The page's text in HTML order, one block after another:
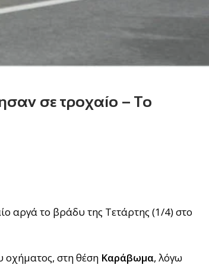
σε τροχαίο – Το
αργά το βράδυ της Τετάρτης (1/4) στο
οχήματος, στη θέση Καράβωμα, λόγω